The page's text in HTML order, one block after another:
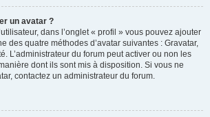
un avatar ?
dans l’onglet « profil » vous pouvez ajouter
des quatre méthodes d’avatar suivantes : Gravatar,
L’administrateur du forum peut activer ou non les
dont ils sont mis à disposition. Si vous ne
contactez un administrateur du forum.